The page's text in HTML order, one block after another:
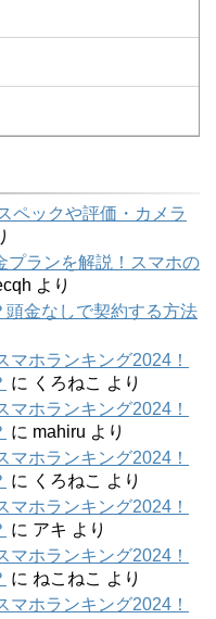
ペックや評価・カメラ
プランを解説！スマホの
より
頭金なしで契約する方法
マホランキング2024！
に くろねこ より
マホランキング2024！
に mahiru より
マホランキング2024！
に くろねこ より
マホランキング2024！
に アキ より
マホランキング2024！
に ねこねこ より
マホランキング2024！